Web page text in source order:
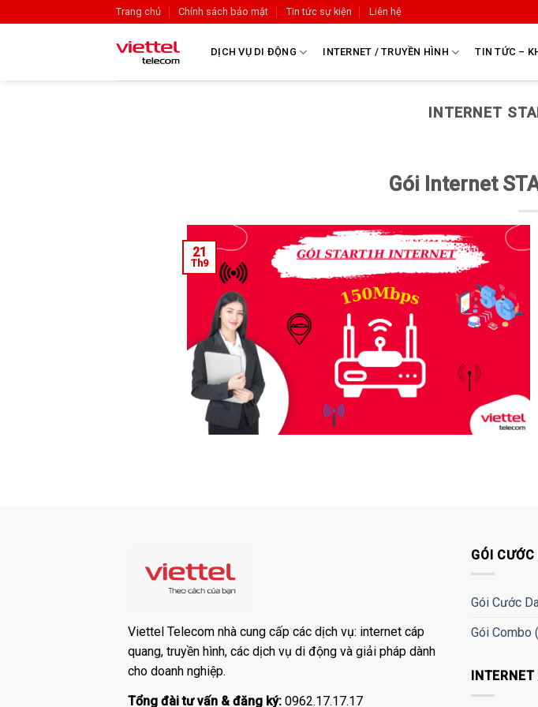
Trang chủ Chính sách bảo mật Tin tức sự kiện Liên hệ
DỊCH VỤ DI ĐỘNG INTERNET / TRUYỀN HÌNH TIN TỨC –
INTERNET
Gói Internet
21
Th9
Viettel Telecom nhà cung cấp các dịch vụ: internet cáp
quang, truyền hình, các dịch vụ di động và giải pháp dành
cho doanh nghiệp.
Tổng đài tư vấn & đăng ký: 0962.17.17.17
GÓI
Gói Cước
Gói Combo